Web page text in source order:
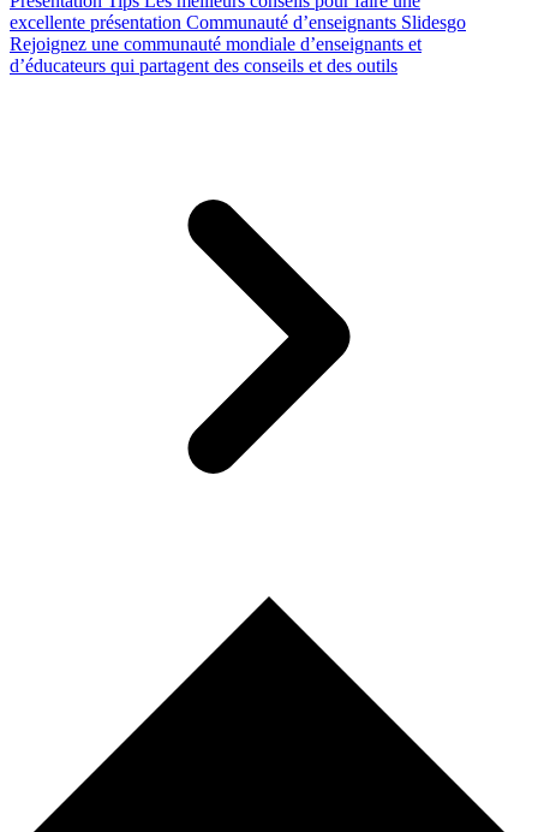
excellente présentation Communauté d’enseignants Slidesgo
Rejoignez une communauté mondiale d’enseignants et
d’éducateurs qui partagent des conseils et des outils